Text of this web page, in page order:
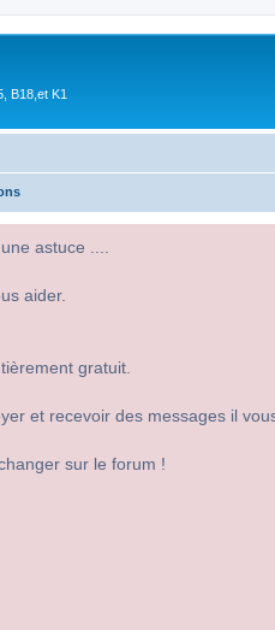
B18,et K1
astuce ....
aider.
gratuit.
et recevoir des messages il
sur le forum !